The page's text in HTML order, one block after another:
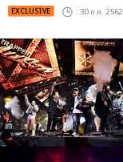
EXCLUSIVE : 30 ก.ค. 2562